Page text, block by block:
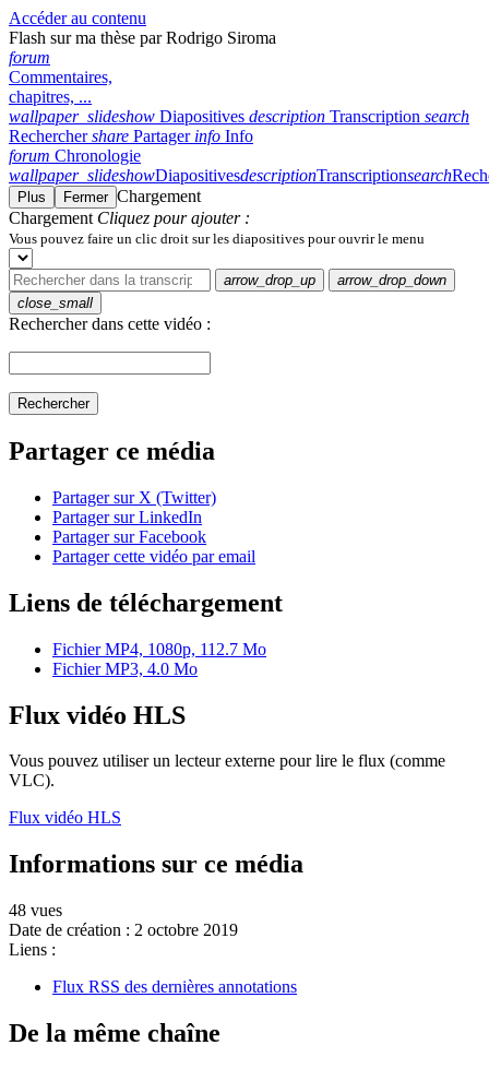
Accéder au contenu
Flash sur ma thèse par Rodrigo Siroma
forum
Commentaires,
chapitres, ...
wallpaper_slideshow Diapositives description Transcription search
Rechercher share Partager info Info
forum Chronologie
wallpaper_slideshowDiapositivesdescriptionTranscriptionsearch
Plus Fermer Chargement
Chargement Cliquez pour ajouter :
Vous pouvez faire un clic droit sur les diapositives pour ouvrir le menu
arrow_drop_up
arrow_drop_down
close_small
Rechercher dans cette vidéo :
Rechercher
Partager ce média
Partager sur X (Twitter)
Partager sur LinkedIn
Partager sur Facebook
Partager cette vidéo par email
Liens de téléchargement
Fichier MP4, 1080p, 112.7 Mo
Fichier MP3, 4.0 Mo
Flux vidéo HLS
Vous pouvez utiliser un lecteur externe pour lire le flux (comme
VLC).
Flux vidéo HLS
Informations sur ce média
48 vues
Date de création : 2 octobre 2019
Liens :
Flux RSS des dernières annotations
De la même chaîne